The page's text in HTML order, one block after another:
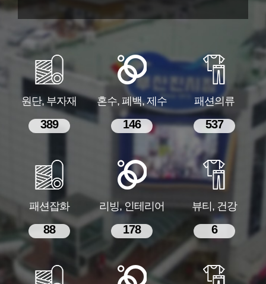
원단, 부자재
389
혼수, 폐백, 제수
146
패션의류
537
패션잡화
88
리빙, 인테리어
178
뷰티, 건강
6